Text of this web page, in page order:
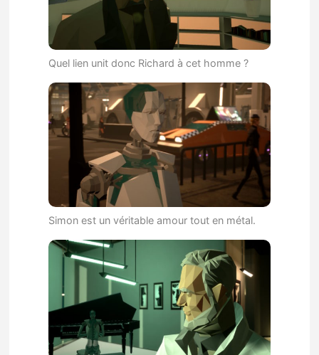
Quel lien unit donc Richard à cet homme ?
Simon est un véritable amour tout en métal.